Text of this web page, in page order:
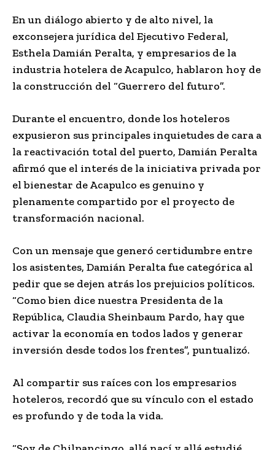
En un diálogo abierto y de alto nivel, la
exconsejera jurídica del Ejecutivo Federal,
Esthela Damián Peralta, y empresarios de la
industria hotelera de Acapulco, hablaron hoy de
la construcción del “Guerrero del futuro”.
Durante el encuentro, donde los hoteleros
expusieron sus principales inquietudes de cara a
la reactivación total del puerto, Damián Peralta
afirmó que el interés de la iniciativa privada por
el bienestar de Acapulco es genuino y
plenamente compartido por el proyecto de
transformación nacional.
Con un mensaje que generó certidumbre entre
los asistentes, Damián Peralta fue categórica al
pedir que se dejen atrás los prejuicios políticos.
“Como bien dice nuestra Presidenta de la
República, Claudia Sheinbaum Pardo, hay que
activar la economía en todos lados y generar
inversión desde todos los frentes”, puntualizó.
Al compartir sus raíces con los empresarios
hoteleros, recordó que su vínculo con el estado
es profundo y de toda la vida.